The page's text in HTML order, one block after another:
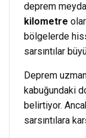
deprem
kilometre
bölgelerde
sarsıntılar
Deprem
kabuğundaki
belirtiyor.
sarsıntılara